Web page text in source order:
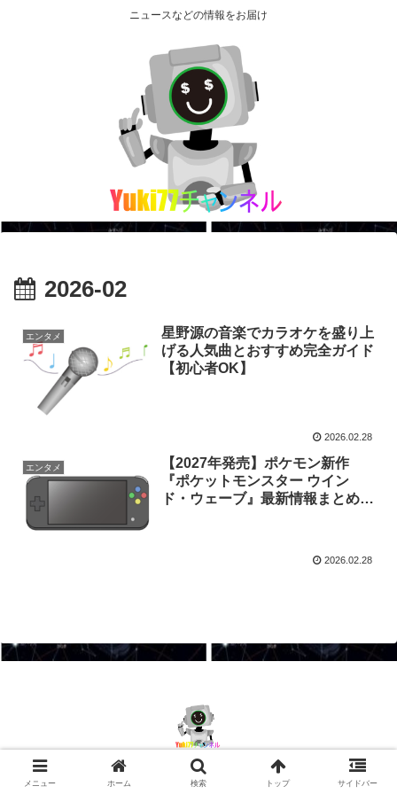
ニュースなどの情報をお届け
2026-02
エンタメ
星野源の音楽でカラオケを盛り上
げる人気曲とおすすめ完全ガイド
【初心者OK】
2026.02.28
エンタメ
【2027年発売】ポケモン新作
『ポケットモンスター ウイン
ド・ウェーブ』最新情報まとめと
2026.02.28
© 2026 yuki77 ch.
メニュー ホーム 検索 トップ サイドバー